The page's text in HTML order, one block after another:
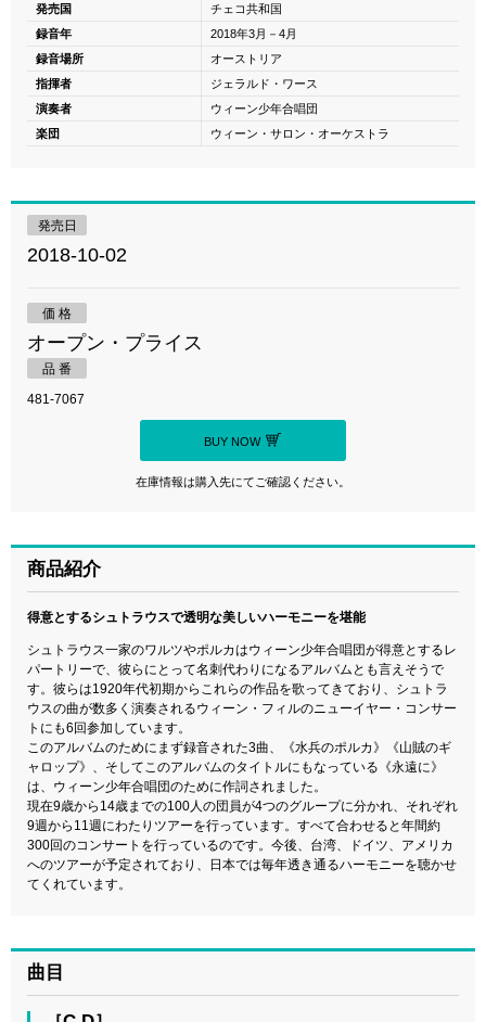
発売国
チェコ共和国
録音年
2018年3月－4月
録音場所
オーストリア
指揮者
ジェラルド・ワース
演奏者
ウィーン少年合唱団
楽団
ウィーン・サロン・オーケストラ
発売日
2018-10-02
価 格
オープン・プライス
品 番
481-7067
BUY NOW
在庫情報は購入先にてご確認ください。
商品紹介
得意とするシュトラウスで透明な美しいハーモニーを堪能
シュトラウス一家のワルツやポルカはウィーン少年合唱団が得意とするレ
パートリーで、彼らにとって名刺代わりになるアルバムとも言えそうで
す。彼らは1920年代初期からこれらの作品を歌ってきており、シュトラ
ウスの曲が数多く演奏されるウィーン・フィルのニューイヤー・コンサー
トにも6回参加しています。
このアルバムのためにまず録音された3曲、《水兵のポルカ》《山賊のギ
ャロップ》、そしてこのアルバムのタイトルにもなっている《永遠に》
は、ウィーン少年合唱団のために作詞されました。
現在9歳から14歳までの100人の団員が4つのグループに分かれ、それぞれ
9週から11週にわたりツアーを行っています。すべて合わせると年間約
300回のコンサートを行っているのです。今後、台湾、ドイツ、アメリカ
へのツアーが予定されており、日本では毎年透き通るハーモニーを聴かせ
てくれています。
曲目